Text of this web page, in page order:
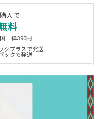
入で
料
一律390円
クプラスで発送
ックで発送